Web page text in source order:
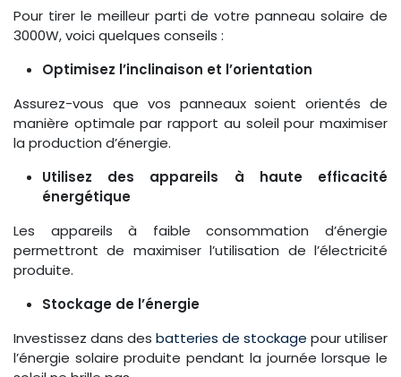
Pour tirer le meilleur parti de votre panneau solaire de
3000W, voici quelques conseils :
Optimisez l’inclinaison et l’orientation
Assurez-vous que vos panneaux soient orientés de
manière optimale par rapport au soleil pour maximiser
la production d’énergie.
Utilisez des appareils à haute efficacité
énergétique
Les appareils à faible consommation d’énergie
permettront de maximiser l’utilisation de l’électricité
produite.
Stockage de l’énergie
Investissez dans des batteries de stockage pour utiliser
l’énergie solaire produite pendant la journée lorsque le